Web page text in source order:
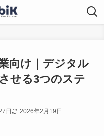
向け｜デジタル
せる3つのステ
日 2026年2月19日